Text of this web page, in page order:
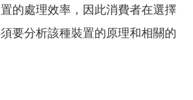
的處理效率，因此消費者在選擇
要分析該種裝置的原理和相關的